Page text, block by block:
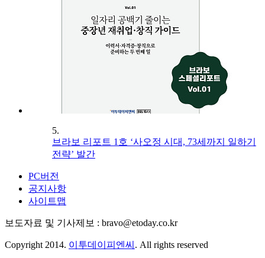
5.
브라보 리포트 1호 ‘사오정 시대, 73세까지 일하기
전략’ 발간
PC버전
공지사항
사이트맵
보도자료 및 기사제보 : bravo@etoday.co.kr
Copyright 2014. 이투데이피엔씨 . All rights reserved